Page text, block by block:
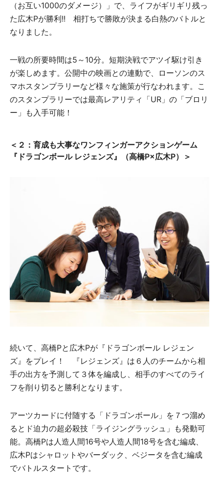
（お互い1000のダメージ）」で、ライフがギリギリ残っ
た広木Pが勝利!! 相打ちで勝敗が決まる白熱のバトルと
なりました。
一戦の所要時間は5～10分。短期決戦でアツイ駆け引き
が楽しめます。公開中の映画との連動で、ローソンのス
マホスタンプラリーなど様々な施策が行なわれます。こ
のスタンプラリーでは最高レアリティ「UR」の「ブロリ
ー」も入手可能！
＜２：育成も大事なワンフィンガーアクションゲーム
『ドラゴンボール レジェンズ』（高橋P×広木P）＞
続いて、高橋Pと広木Pが『ドラゴンボール レジェン
ズ』をプレイ！ 『レジェンズ』は６人のチームから相
手の出方を予測して３体を編成し、相手のすべてのライ
フを削り切ると勝利となります。
アーツカードに付随する「ドラゴンボール」を７つ溜め
るとド迫力の超必殺技「ライジングラッシュ」も発動可
能。高橋Pは人造人間16号や人造人間18号を含む編成、
広木Pはシャロットやバーダック、ベジータを含む編成
でバトルスタートです。